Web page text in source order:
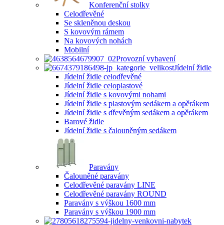
Konferenční stolky
Celodřevěné
Se skleněnou deskou
S kovovým rámem
Na kovových nohách
Mobilní
Provozní vybavení
Jídelní židle
Jídelní židle celodřevěné
Jídelní židle celoplastové
Jídelní židle s kovovými nohami
Jídelní židle s plastovým sedákem a opěrákem
Jídelní židle s dřevěným sedákem a opěrákem
Barové židle
Jídelní židle s čalouněným sedákem
Paravány
Čalouněné paravány
Celodřevěné paravány LINE
Celodřevěné paravány ROUND
Paravány s výškou 1600 mm
Paravány s výškou 1900 mm